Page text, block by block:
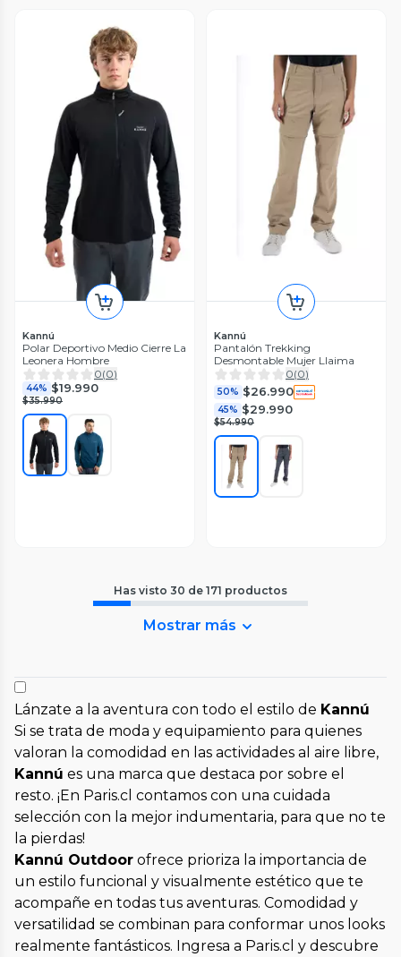
Kannú
Polar Deportivo Medio Cierre La
Leonera Hombre
0(0)
44% $19.990
$35.990
Kannú
Pantalón Trekking
Desmontable Mujer Llaima
0(0)
50% $26.990
45% $29.990
$54.990
Has visto 30 de 171 productos
Mostrar más
Lánzate a la aventura con todo el estilo de Kannú
Si se trata de moda y equipamiento para quienes
valoran la comodidad en las actividades al aire libre,
Kannú es una marca que destaca por sobre el
resto. ¡En Paris.cl contamos con una cuidada
selección con la mejor indumentaria, para que no te
la pierdas!
Kannú Outdoor ofrece prioriza la importancia de
un estilo funcional y visualmente estético que te
acompañe en todas tus aventuras. Comodidad y
versatilidad se combinan para conformar unos looks
realmente fantásticos. Ingresa a Paris.cl y descubre